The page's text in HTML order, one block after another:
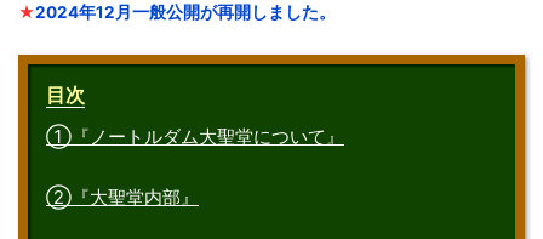
★2024年12月一般公開が再開しました。
目次
①『ノートルダム大聖堂について』
②『大聖堂内部』